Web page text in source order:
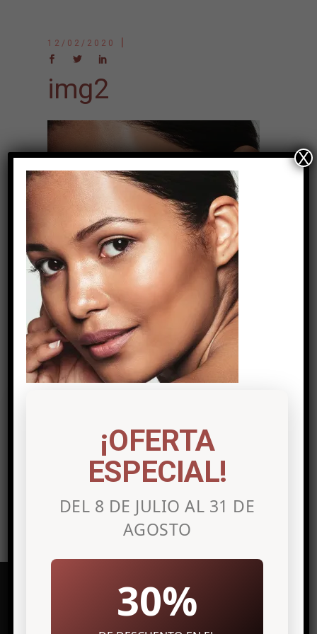
12/02/2020
img2
publicar un comentario.
¡OFERTA
ESPECIAL!
DEL 8 DE JULIO AL 31 DE
AGOSTO
30%
X